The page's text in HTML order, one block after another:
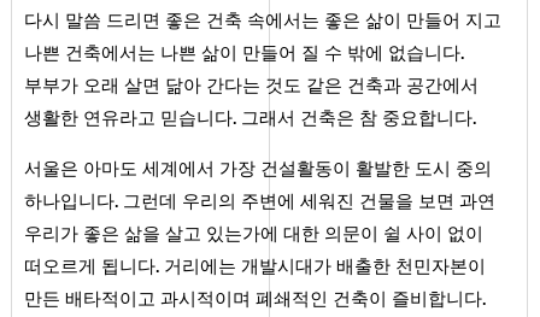
다시 말씀 드리면 좋은 건축 속에서는 좋은 삶이 만들어 지고
나쁜 건축에서는 나쁜 삶이 만들어 질 수 밖에 없습니다.
부부가 오래 살면 닮아 간다는 것도 같은 건축과 공간에서
생활한 연유라고 믿습니다. 그래서 건축은 참 중요합니다.
서울은 아마도 세계에서 가장 건설활동이 활발한 도시 중의
하나입니다. 그런데 우리의 주변에 세워진 건물을 보면 과연
우리가 좋은 삶을 살고 있는가에 대한 의문이 쉴 사이 없이
떠오르게 됩니다. 거리에는 개발시대가 배출한 천민자본이
만든 배타적이고 과시적이며 폐쇄적인 건축이 즐비합니다.